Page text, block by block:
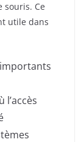
souris. Ce
utile dans